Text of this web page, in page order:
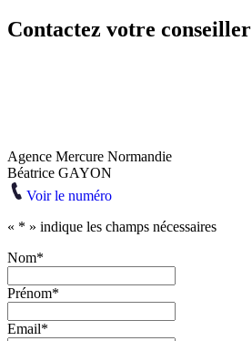
Contactez votre conseiller
Agence Mercure Normandie
Béatrice GAYON
Voir le numéro
« * » indique les champs nécessaires
Nom*
Prénom*
Email*